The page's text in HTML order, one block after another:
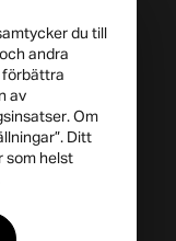
du till
andra
förbättra
av
Om
Ditt
som helst